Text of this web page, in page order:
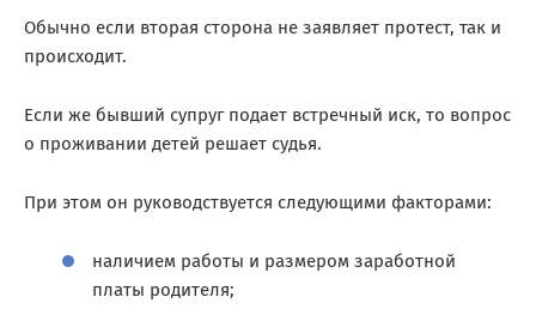
Обычно если вторая сторона не заявляет протест, так и
происходит.
Если же бывший супруг подает встречный иск, то вопрос
о проживании детей решает судья.
При этом он руководствуется следующими факторами:
наличием работы и размером заработной
платы родителя;